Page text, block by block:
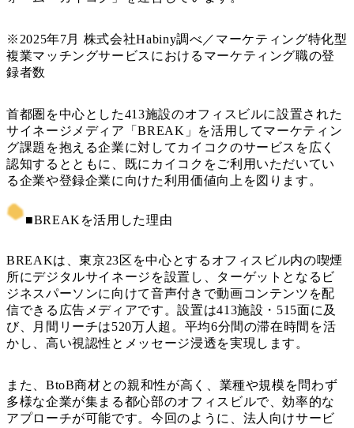
※2025年7月 株式会社Habiny調べ／マーケティング特化型
複業マッチングサービスにおけるマーケティング職の登
録者数
首都圏を中心とした413施設のオフィスビルに設置された
サイネージメディア「BREAK」を活用してマーケティン
グ課題を抱える企業に対してカイコクのサービスを広く
認知するとともに、既にカイコクをご利用いただいてい
る企業や登録企業に向けた利用価値向上を図ります。
■BREAKを活用した理由
BREAKは、東京23区を中心とするオフィスビル内の喫煙
所にデジタルサイネージを設置し、ターゲットとなるビ
ジネスパーソンに向けて音声付きで動画コンテンツを配
信できる広告メディアです。設置は413施設・515面に及
び、月間リーチは520万人超。平均6分間の滞在時間を活
かし、高い視認性とメッセージ浸透を実現します。
また、BtoB商材との親和性が高く、業種や規模を問わず
多様な企業が集まる都心部のオフィスビルで、効率的な
アプローチが可能です。今回のように、法人向けサービ